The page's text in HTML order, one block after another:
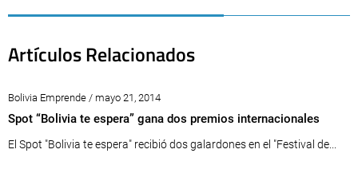
Artículos Relacionados
Bolivia Emprende / mayo 21, 2014
Spot “Bolivia te espera” gana dos premios internacionales
El Spot "Bolivia te espera" recibió dos galardones en el "Festival de...